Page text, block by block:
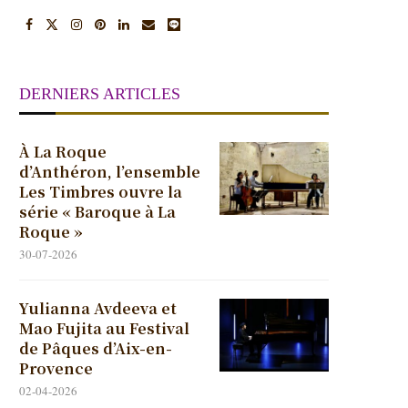
DERNIERS ARTICLES
À La Roque
d’Anthéron, l’ensemble
Les Timbres ouvre la
série « Baroque à La
Roque »
30-07-2026
Yulianna Avdeeva et
Mao Fujita au Festival
de Pâques d’Aix-en-
Provence
02-04-2026